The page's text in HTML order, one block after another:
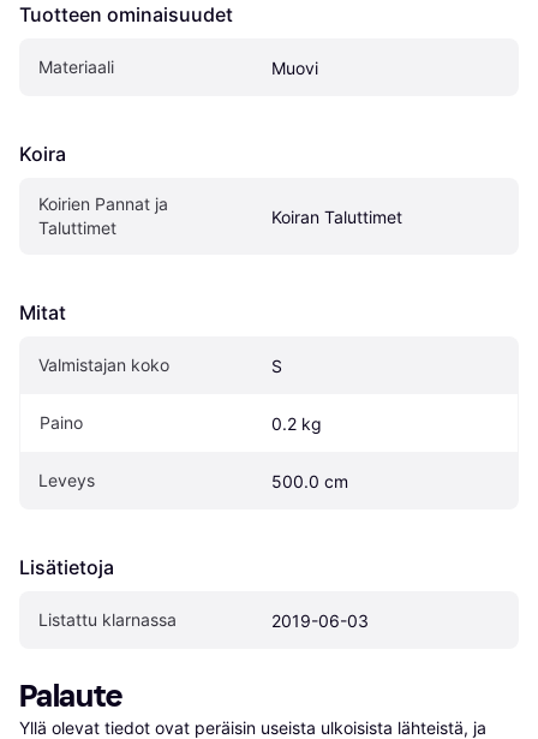
Tuotteen ominaisuudet
Materiaali Muovi
Koira
Koirien Pannat ja
Taluttimet
Koiran Taluttimet
Mitat
Valmistajan koko S
Paino 0.2 kg
Leveys 500.0 cm
Lisätietoja
Listattu klarnassa 2019-06-03
Palaute
Yllä olevat tiedot ovat peräisin useista ulkoisista lähteistä, ja